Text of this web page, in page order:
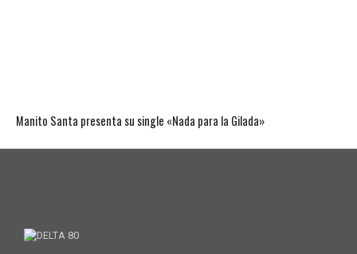
Manito Santa presenta su single «Nada para la Gilada»